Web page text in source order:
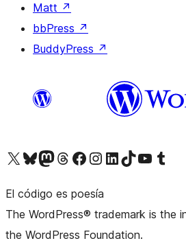
Matt ↗
bbPress ↗
BuddyPress ↗
Visita nuestra cuenta de X (anteriormente Twitter)
Visita nuestra cuenta de Bluesky
Visita nuestra cuenta de Mastodon
Visita nuestra cuenta de Threads
Visita nuestra página de Facebook
Visita nuestra cuenta de Instagram
Visita nuestra cuenta de LinkedIn
Visita nuestra cuenta de TikTok
Visita nuestro canal de
Visita nuestra
El código es poesía
The WordPress® trademark is the
the WordPress Foundation.